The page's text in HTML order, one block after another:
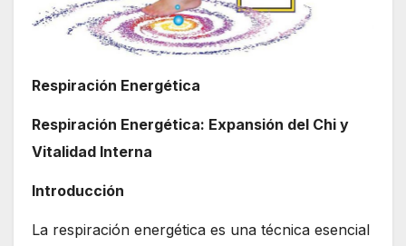
Respiración Energética
Respiración Energética: Expansión del Chi y
Vitalidad Interna
Introducción
La respiración energética es una técnica esencial